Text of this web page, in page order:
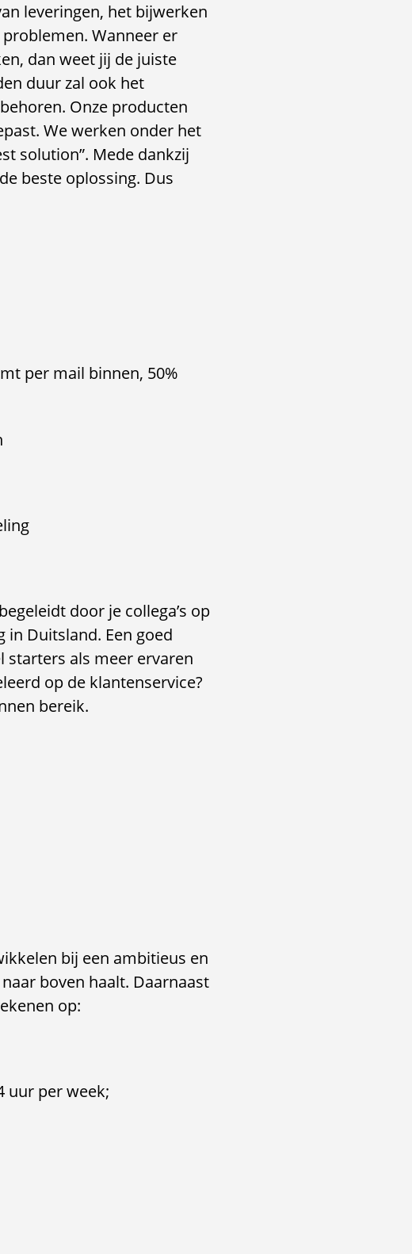
leveringen, het bijwerken
Wanneer er
dan weet jij de juiste
duur zal ook het
Onze producten
We werken onder het
solution”. Mede dankzij
beste oplossing. Dus
per mail binnen, 50%
door je collega’s op
in Duitsland. Een goed
starters als meer ervaren
op de klantenservice?
bereik.
bij een ambitieus en
boven haalt. Daarnaast
op:
uur per week;